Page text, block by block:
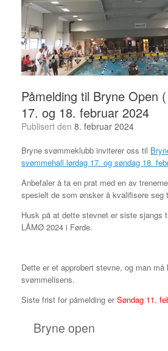
Påmelding til Bryne Open
17. og 18. februar 2024
Publisert den 8. februar 2024
Bryne svømmeklubb inviterer oss til
svømmehall lørdag 17. og søndag 18.
Anbefaler å ta en prat med en av
spesielt de som ønsker å kvalifisere seg
Husk på at dette stevnet er siste sjangs
LÅMØ 2024 i Førde.
Dette er et approbert stevne, og man må
svømmelisens.
Siste frist for påmelding erSøndag 11.
Bryne open